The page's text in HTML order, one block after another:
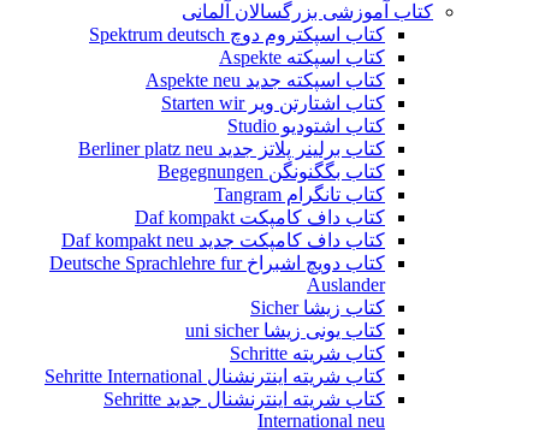
کتاب آموزشی بزرگسالان آلمانی
کتاب اسپکتروم دوچ Spektrum deutsch
کتاب اسپکته Aspekte
کتاب اسپکته جدید Aspekte neu
کتاب اشتارتن ویر Starten wir
کتاب اشتودیو Studio
کتاب برلینر پلاتز جدید Berliner platz neu
کتاب بگگنونگن Begegnungen
کتاب تانگرام Tangram
کتاب داف کامپکت Daf kompakt
کتاب داف کامپکت جدید Daf kompakt neu
کتاب دویچ اشبراخ Deutsche Sprachlehre fur
Auslander
کتاب زیشا Sicher
کتاب یونی زیشا uni sicher
کتاب شریته Schritte
کتاب شریته اینترنشنال Sehritte International
کتاب شریته اینترنشنال جدید Sehritte
International neu